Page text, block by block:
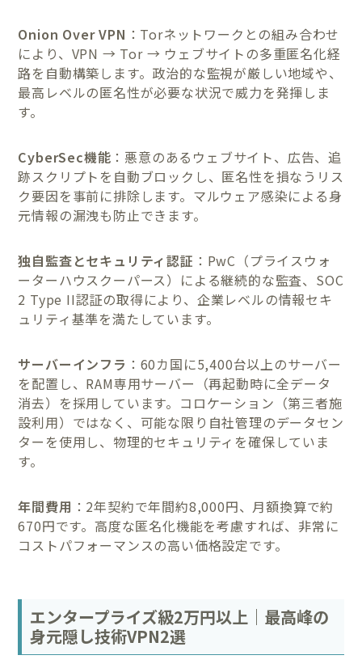
Onion Over VPN ：Torネットワークとの組み合わせ
により、VPN → Tor → ウェブサイトの多重匿名化経
路を自動構築します。政治的な監視が厳しい地域や、
最高レベルの匿名性が必要な状況で威力を発揮しま
す。
CyberSec機能 ：悪意のあるウェブサイト、広告、追
跡スクリプトを自動ブロックし、匿名性を損なうリス
ク要因を事前に排除します。マルウェア感染による身
元情報の漏洩も防止できます。
独自監査とセキュリティ認証 ：PwC（プライスウォ
ーターハウスクーパース）による継続的な監査、SOC
2 Type II認証の取得により、企業レベルの情報セキ
ュリティ基準を満たしています。
サーバーインフラ ：60カ国に5,400台以上のサーバー
を配置し、RAM専用サーバー（再起動時に全データ
消去）を採用しています。コロケーション（第三者施
設利用）ではなく、可能な限り自社管理のデータセン
ターを使用し、物理的セキュリティを確保していま
す。
年間費用 ：2年契約で年間約8,000円、月額換算で約
670円です。高度な匿名化機能を考慮すれば、非常に
コストパフォーマンスの高い価格設定です。
エンタープライズ級2万円以上｜最高峰の
身元隠し技術VPN2選